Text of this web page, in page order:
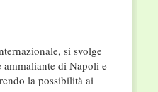
si svolge
ammaliante di Napoli e
la possibilità ai